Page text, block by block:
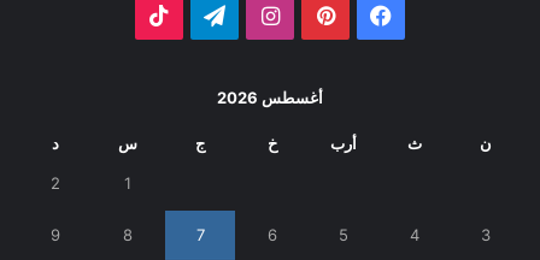
فيسبوك بينتيريستانستقرامتيلقرام
أغسطس 2026
ن ث أرب خ ج س د
1
2
3
4
5
6
7
8
9